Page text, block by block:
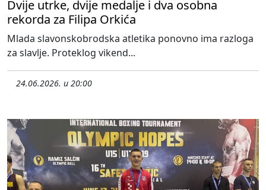
Dvije utrke, dvije medalje i dva osobna
rekorda za Filipa Orkića
Mlada slavonskobrodska atletika ponovno ima razloga
za slavlje. Proteklog vikend...
24.06.2026. u 20:00